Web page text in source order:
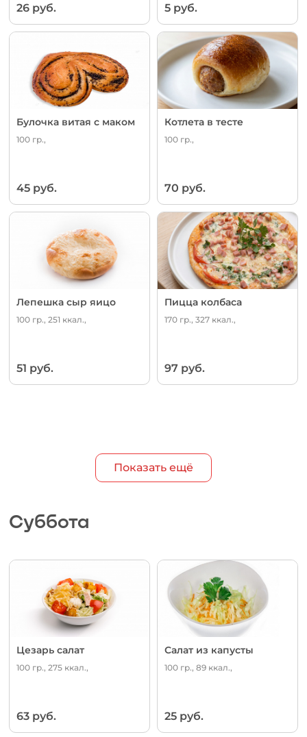
26 руб. 5 руб.
Булочка витая с маком
100 гр.,
45 руб.
Котлета в тесте
100 гр.,
70 руб.
Лепешка сыр яицо
100 гр., 251 ккал.,
51 руб.
Пицца колбаса
170 гр., 327 ккал.,
97 руб.
Показать ещё
Суббота
Цезарь салат
100 гр., 275 ккал.,
63 руб.
Салат из капусты
100 гр., 89 ккал.,
25 руб.